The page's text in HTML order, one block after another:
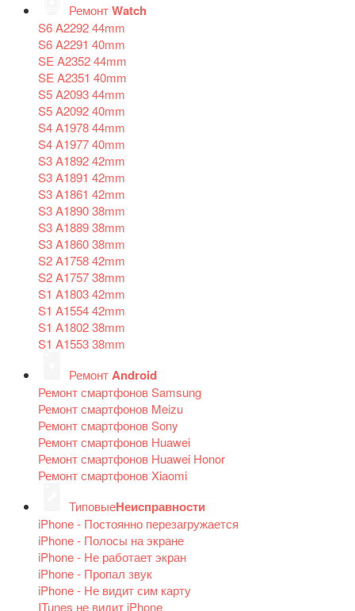
РемонтWatch
S6 A2292 44mm
S6 A2291 40mm
SE A2352 44mm
SE A2351 40mm
S5 A2093 44mm
S5 A2092 40mm
S4 A1978 44mm
S4 A1977 40mm
S3 A1892 42mm
S3 A1891 42mm
S3 A1861 42mm
S3 A1890 38mm
S3 A1889 38mm
S3 A1860 38mm
S2 A1758 42mm
S2 A1757 38mm
S1 A1803 42mm
S1 A1554 42mm
S1 A1802 38mm
S1 A1553 38mm
РемонтAndroid
Ремонт смартфонов Samsung
Ремонт смартфонов Meizu
Ремонт смартфонов Sony
Ремонт смартфонов Huawei
Ремонт смартфонов Huawei Honor
Ремонт смартфонов Xiaomi
ТиповыеНеисправности
iPhone - Постоянно перезагружается
iPhone - Полосы на экране
iPhone - Не работает экран
iPhone - Пропал звук
iPhone - Не видит сим карту
ITunes не видит iPhone